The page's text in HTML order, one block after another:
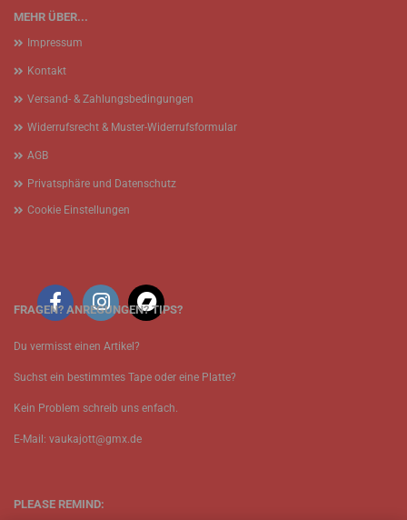
MEHR ÜBER...
Impressum
Kontakt
Versand- & Zahlungsbedingungen
Widerrufsrecht & Muster-Widerrufsformular
AGB
Privatsphäre und Datenschutz
Cookie Einstellungen
FRAGEN? ANREGUNGEN? TIPS?
Du vermisst einen Artikel?
Suchst ein bestimmtes Tape oder eine Platte?
Kein Problem schreib uns enfach.
E-Mail: vaukajott@gmx.de
PLEASE REMIND: